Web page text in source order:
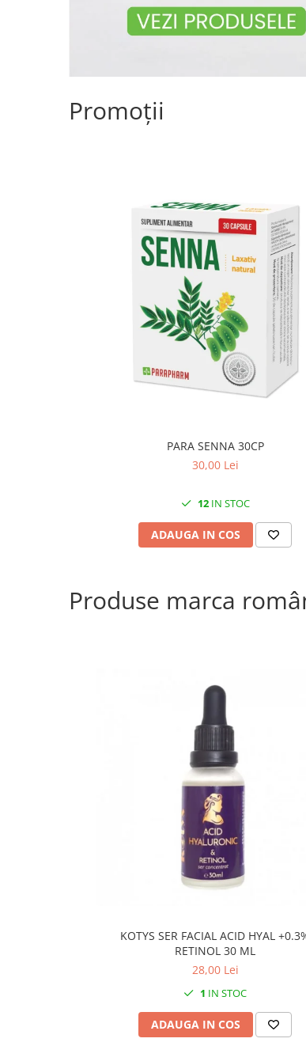
Promoții
PARA SENNA 30CP
30,00 Lei
12IN STOC
ADAUGA IN COS
Produse marca
KOTYS SER FACIAL ACID HYAL
RETINOL 30 ML
28,00 Lei
1 IN STOC
ADAUGA IN COS